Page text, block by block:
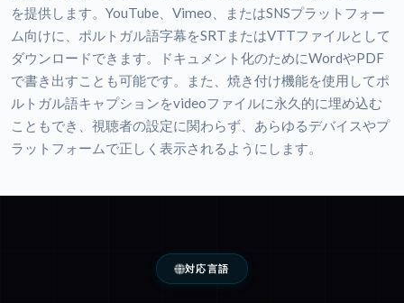
を提供します。YouTube、Vimeo、またはSNSプラットフォー
ム向けに、ポルトガル語字幕をSRTまたはVTTファイルとして
ダウンロードできます。ドキュメント化のためにWordやPDF
で書き出すことも可能です。また、焼き付け機能を使用してポ
ルトガル語キャプションをvideoファイルに永久的に埋め込む
こともでき、視聴者の設定に関わらず、あらゆるデバイスやプ
ラットフォームで正しく表示されるようにします。
対応言語